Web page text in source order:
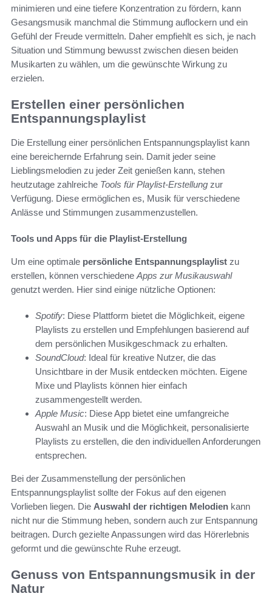
minimieren und eine tiefere Konzentration zu fördern, kann
Gesangsmusik manchmal die Stimmung auflockern und ein
Gefühl der Freude vermitteln. Daher empfiehlt es sich, je nach
Situation und Stimmung bewusst zwischen diesen beiden
Musikarten zu wählen, um die gewünschte Wirkung zu
erzielen.
Erstellen einer persönlichen
Entspannungsplaylist
Die Erstellung einer persönlichen Entspannungsplaylist kann
eine bereichernde Erfahrung sein. Damit jeder seine
Lieblingsmelodien zu jeder Zeit genießen kann, stehen
heutzutage zahlreiche Tools für Playlist-Erstellung zur
Verfügung. Diese ermöglichen es, Musik für verschiedene
Anlässe und Stimmungen zusammenzustellen.
Tools und Apps für die Playlist-Erstellung
Um eine optimale persönliche Entspannungsplaylist zu
erstellen, können verschiedene Apps zur Musikauswahl
genutzt werden. Hier sind einige nützliche Optionen:
Spotify: Diese Plattform bietet die Möglichkeit, eigene
Playlists zu erstellen und Empfehlungen basierend auf
dem persönlichen Musikgeschmack zu erhalten.
SoundCloud: Ideal für kreative Nutzer, die das
Unsichtbare in der Musik entdecken möchten. Eigene
Mixe und Playlists können hier einfach
zusammengestellt werden.
Apple Music: Diese App bietet eine umfangreiche
Auswahl an Musik und die Möglichkeit, personalisierte
Playlists zu erstellen, die den individuellen Anforderungen
entsprechen.
Bei der Zusammenstellung der persönlichen
Entspannungsplaylist sollte der Fokus auf den eigenen
Vorlieben liegen. Die Auswahl der richtigen Melodien kann
nicht nur die Stimmung heben, sondern auch zur Entspannung
beitragen. Durch gezielte Anpassungen wird das Hörerlebnis
geformt und die gewünschte Ruhe erzeugt.
Genuss von Entspannungsmusik in der
Natur